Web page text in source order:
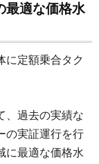
最適な価格水
に定額乗合タク
、過去の実績な
の実証運行を行
に最適な価格水